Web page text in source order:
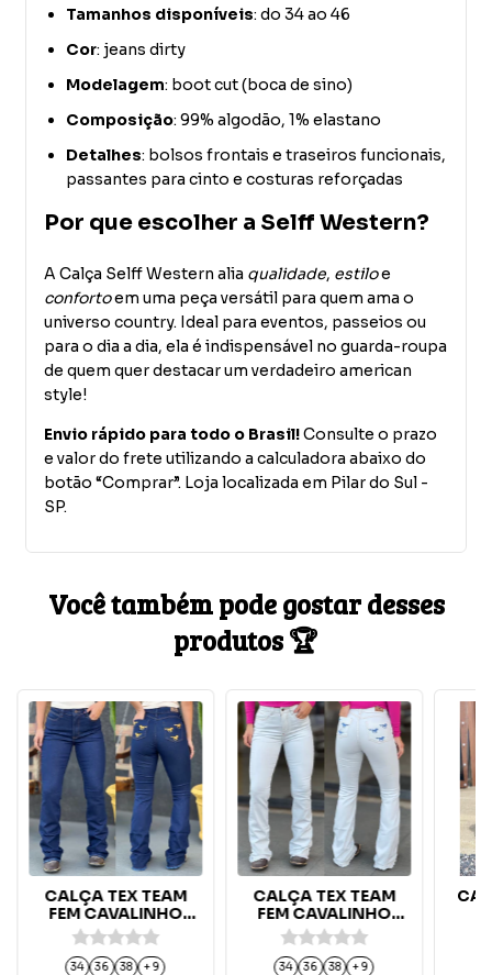
Tamanhos disponíveis: do 34 ao 46
Cor: jeans dirty
Modelagem: boot cut (boca de sino)
Composição: 99% algodão, 1% elastano
Detalhes: bolsos frontais e traseiros funcionais,
passantes para cinto e costuras reforçadas
Por que escolher a Selff Western?
A Calça Selff Western alia qualidade, estiloe
confortoem uma peça versátil para quem ama o
universo country. Ideal para eventos, passeios ou
para o dia a dia, ela é indispensável no guarda-roupa
de quem quer destacar um verdadeiro american
style!
Envio rápido para todo o Brasil!Consulte o prazo
e valor do frete utilizando a calculadora abaixo do
botão “Comprar”. Loja localizada em Pilar do Sul -
SP.
Você também pode gostar desses
produtos 🏆
CALÇA TEX TEAM
FEM CAVALINHO
AMARELO -
AMACIADA
34 36 38 + 9
CALÇA TEX TEAM
FEM CAVALINHO
AZUL - BRANCA
34 36 38 + 9